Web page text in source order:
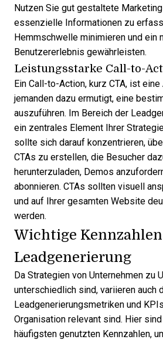
Nutzen Sie gut gestaltete
essenzielle Informationen zu
Hemmschwelle minimieren und ein
Benutzererlebnis gewährleisten.
Leistungsstarke Call-to-
Ein Call-to-Action, kurz CTA, ist
jemanden dazu ermutigt, eine
auszuführen. Im Bereich der
ein zentrales Element Ihrer
sollte sich darauf konzentrieren,
CTAs zu erstellen, die Besucher
herunterzuladen, Demos
abonnieren. CTAs sollten visuell
und auf Ihrer gesamten Website
werden.
Wichtige
Leadgenerierung
Da Strategien von Unternehmen zu
unterschiedlich sind, variieren auch
Leadgenerierungsmetriken und KPIs
Organisation relevant sind. Hier
häufigsten genutzten Kennzahlen,